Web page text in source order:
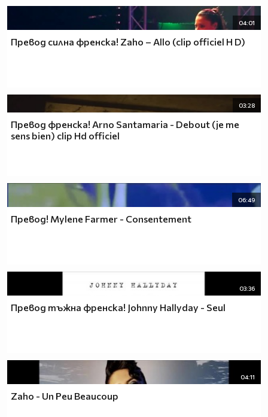
04:01
Превод силна френска! Zaho – Allo (clip officiel H D)
03:28
Превод френска! Arno Santamaria - Debout (je me
sens bien) clip Hd officiel
06:49
Превод! Mylene Farmer - Consentement
03:36
Превод тъжна френска! Johnny Hallyday - Seul
04:11
Zaho - Un Peu Beaucoup